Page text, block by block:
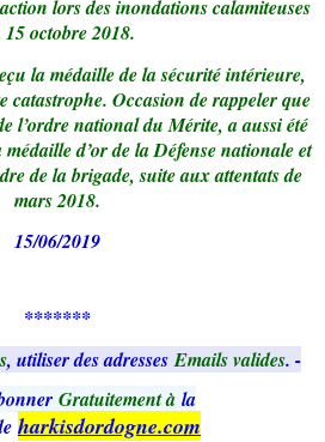
lors des inondations calamiteuses
octobre 2018.
la médaille de la sécurité intérieure,
catastrophe. Occasion de rappeler que
l’ordre national du Mérite, a aussi été
d’or de la Défense nationale et
de la brigade, suite aux attentats de
mars 2018.
15/06/2019
*******
, utiliser des adresses Emails valides. -
Gratuitement à la
harkisdordogne.com